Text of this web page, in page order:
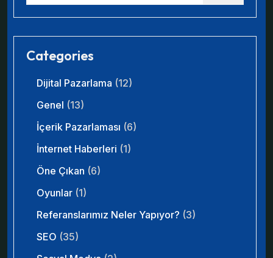
Categories
Dijital Pazarlama (12)
Genel (13)
İçerik Pazarlaması (6)
İnternet Haberleri (1)
Öne Çıkan (6)
Oyunlar (1)
Referanslarımız Neler Yapıyor? (3)
SEO (35)